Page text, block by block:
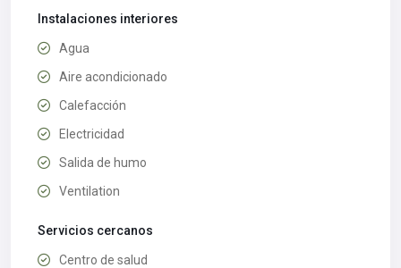
Instalaciones interiores
Agua
Aire acondicionado
Calefacción
Electricidad
Salida de humo
Ventilation
Servicios cercanos
Centro de salud